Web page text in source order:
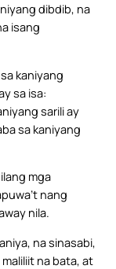
dibdib, na
isang
kaniyang
sa isa:
sarili ay
sa kaniyang
mga
nang
nila.
na sinasabi,
na bata, at